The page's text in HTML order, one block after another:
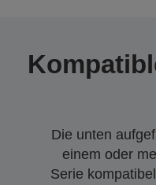
Die unten
einem oder
Serie